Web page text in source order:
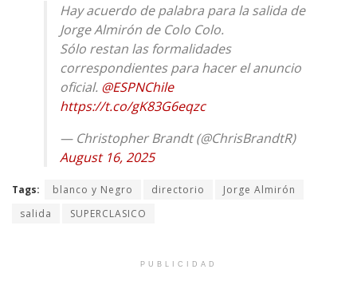
Hay acuerdo de palabra para la salida de
Jorge Almirón de Colo Colo.
Sólo restan las formalidades
correspondientes para hacer el anuncio
oficial. @ESPNChile
https://t.co/gK83G6eqzc
— Christopher Brandt (@ChrisBrandtR)
August 16, 2025
Tags: blanco y Negro directorio
Jorge Almirón
salida
SUPERCLASICO
PUBLICIDAD